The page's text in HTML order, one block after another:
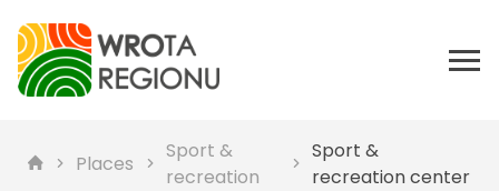
Places
Sport &
recreation
Sport &
recreation center